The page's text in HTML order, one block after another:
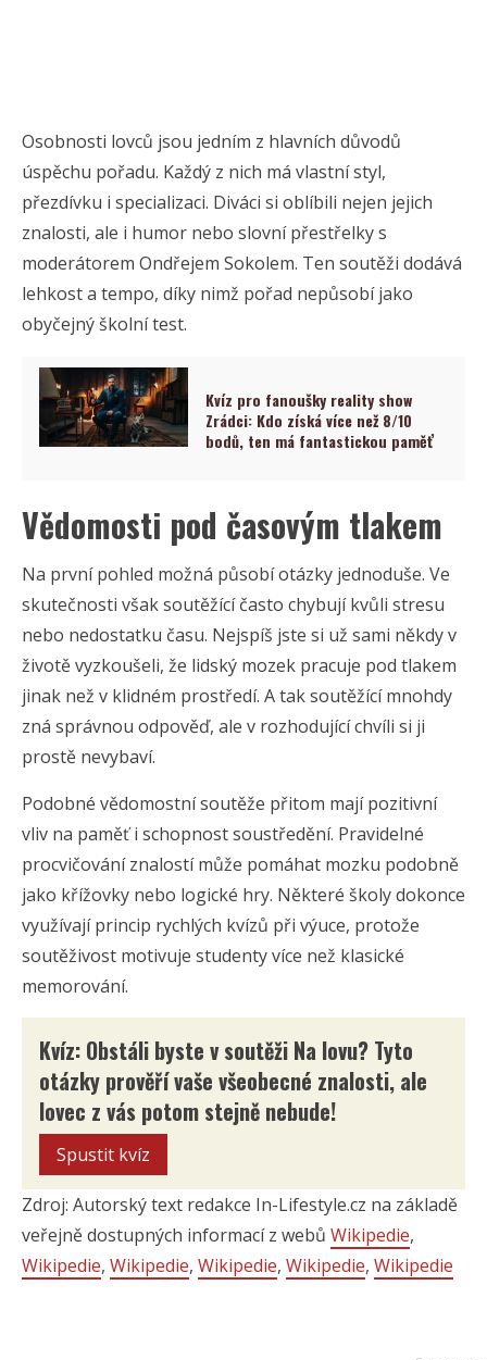
Osobnosti lovců jsou jedním z hlavních důvodů
úspěchu pořadu. Každý z nich má vlastní styl,
přezdívku i specializaci. Diváci si oblíbili nejen jejich
znalosti, ale i humor nebo slovní přestřelky s
moderátorem Ondřejem Sokolem. Ten soutěži dodává
lehkost a tempo, díky nimž pořad nepůsobí jako
obyčejný školní test.
Kvíz pro fanoušky reality show
Zrádci: Kdo získá více než 8/10
bodů, ten má fantastickou paměť
Vědomosti pod časovým tlakem
Na první pohled možná působí otázky jednoduše. Ve
skutečnosti však soutěžící často chybují kvůli stresu
nebo nedostatku času. Nejspíš jste si už sami někdy v
životě vyzkoušeli, že lidský mozek pracuje pod tlakem
jinak než v klidném prostředí. A tak soutěžící mnohdy
zná správnou odpověď, ale v rozhodující chvíli si ji
prostě nevybaví.
Podobné vědomostní soutěže přitom mají pozitivní
vliv na paměť i schopnost soustředění. Pravidelné
procvičování znalostí může pomáhat mozku podobně
jako křížovky nebo logické hry. Některé školy dokonce
využívají princip rychlých kvízů při výuce, protože
soutěživost motivuje studenty více než klasické
memorování.
Kvíz: Obstáli byste v soutěži Na lovu? Tyto
otázky prověří vaše všeobecné znalosti, ale
lovec z vás potom stejně nebude!
Spustit kvíz
Zdroj: Autorský text redakce In-Lifestyle.cz na základě
veřejně dostupných informací z webů Wikipedie,
Wikipedie, Wikipedie, Wikipedie, Wikipedie, Wikipedie